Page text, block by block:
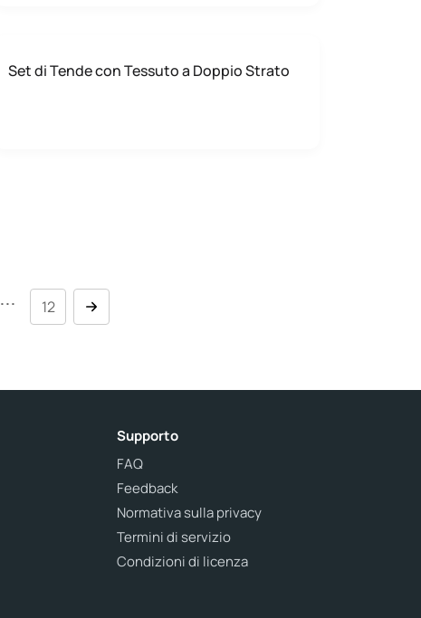
Set di Tende con Tessuto a Doppio Strato
... 12
Supporto
FAQ
Feedback
Normativa sulla privacy
Termini di servizio
Condizioni di licenza